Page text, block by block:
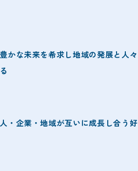
かな未来を希求し地域の発展と人々
・企業・地域が互いに成長し合う好